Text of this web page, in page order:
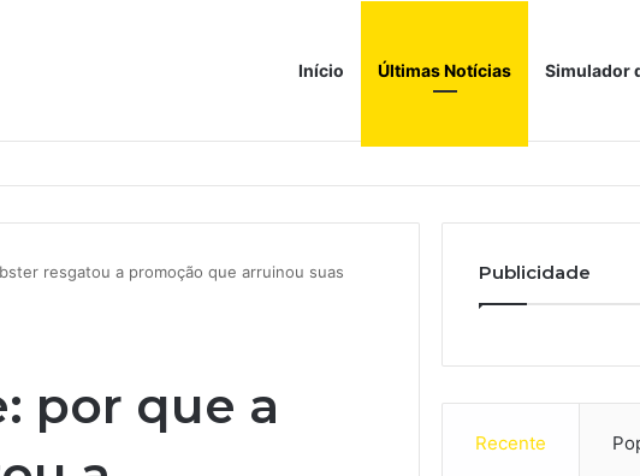
Início Últimas Notícias Simulador
Agora enfrenta um mundo de dificuldades
resgatou a promoção que arruinou suas
por que a
Publicidade
Recente